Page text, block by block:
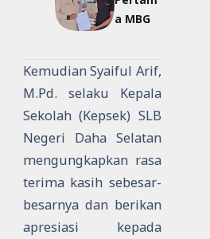
a MBG
Kemudian Syaiful Arif,
M.Pd. selaku Kepala
Sekolah (Kepsek) SLB
Negeri Daha Selatan
mengungkapkan rasa
terima kasih sebesar-
besarnya dan berikan
apresiasi kepada